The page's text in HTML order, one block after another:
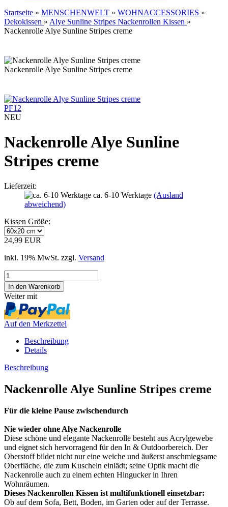
Startseite » MENSCHENWELT » WOHNACCESSORIES »
Dekokissen » Alye Sunline Stripes Nackenrollen Kissen »
Nackenrolle Alye Sunline Stripes creme
Nackenrolle Alye Sunline Stripes creme
PF12
NEU
Nackenrolle Alye Sunline
Stripes creme
Lieferzeit:
ca. 6-10 Werktage (Ausland
abweichend)
Kissen Größe:
24,99 EUR
inkl. 19% MwSt. zzgl. Versand
Weiter mit
Auf den Merkzettel
Beschreibung
Details
Beschreibung
Nackenrolle Alye Sunline Stripes creme
Für die kleine Pause zwischendurch
Nie wieder ohne Alye Nackenrolle
Diese schöne und elegante Nackenrolle besteht aus Acrylgewebe
und eignet sich hervorragend für den In & Outdoorbereich. Der
Oberstoff bildet nicht nur eine weiche und äußerst anschmiegsame
Oberfläche, die zum Kuscheln einlädt; seine Optik macht die
Nackenrolle auch zu einem echten Hingucker in Ihren
Wohnräumen.
Dieses Nackenrollen Kissen ist multifunktionell einsetzbar:
Ob auf dem Sofa, Bett, Boden, im Garten oder auf der Terrasse.